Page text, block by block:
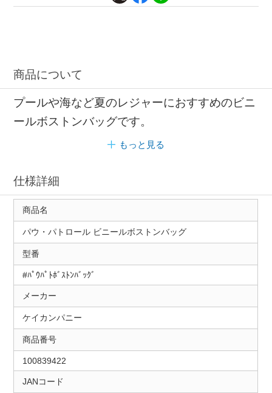
商品について
プールや海など夏のレジャーにおすすめのビニ
ールボストンバッグです。
もっと見る
仕様詳細
商品名
パウ・パトロール ビニールボストンバッグ
型番
#ﾊﾟｳﾊﾟﾄﾎﾞｽﾄﾝﾊﾞｯｸﾞ
メーカー
ケイカンパニー
商品番号
100839422
JANコード